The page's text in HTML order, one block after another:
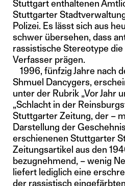
Stuttgart enthaltenen
Stuttgarter
Polizei. Es lässt sich aus
schwer übersehen, dass
rassistische Stereotype
Verfasser prägen.
1996, fünfzig Jahre nach
Shmuel Dancygers,
unter der Rubrik „Vor Jahr
„Schlacht in der
Stuttgarter Zeitung, der –
Darstellung der
erschienenen Stuttgarter
Zeitungsartikel aus den
bezugnehmend, – wenig
liefert lediglich eine
der rassistisch